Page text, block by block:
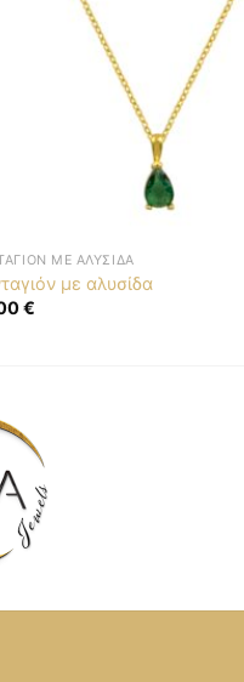
ΜΕ ΑΛΥΣΊΔΑ
με αλυσίδα
€